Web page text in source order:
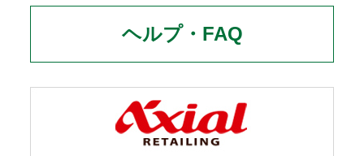
ヘルプ・FAQ